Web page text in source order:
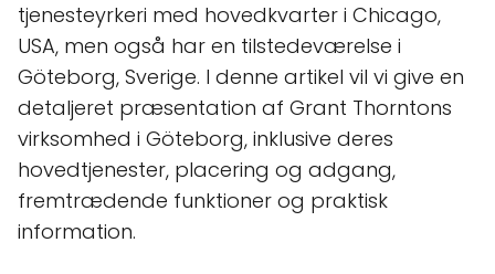
tjenesteyrkeri med hovedkvarter i Chicago,
USA, men også har en tilstedeværelse i
Göteborg, Sverige. I denne artikel vil vi give en
detaljeret præsentation af Grant Thorntons
virksomhed i Göteborg, inklusive deres
hovedtjenester, placering og adgang,
fremtrædende funktioner og praktisk
information.